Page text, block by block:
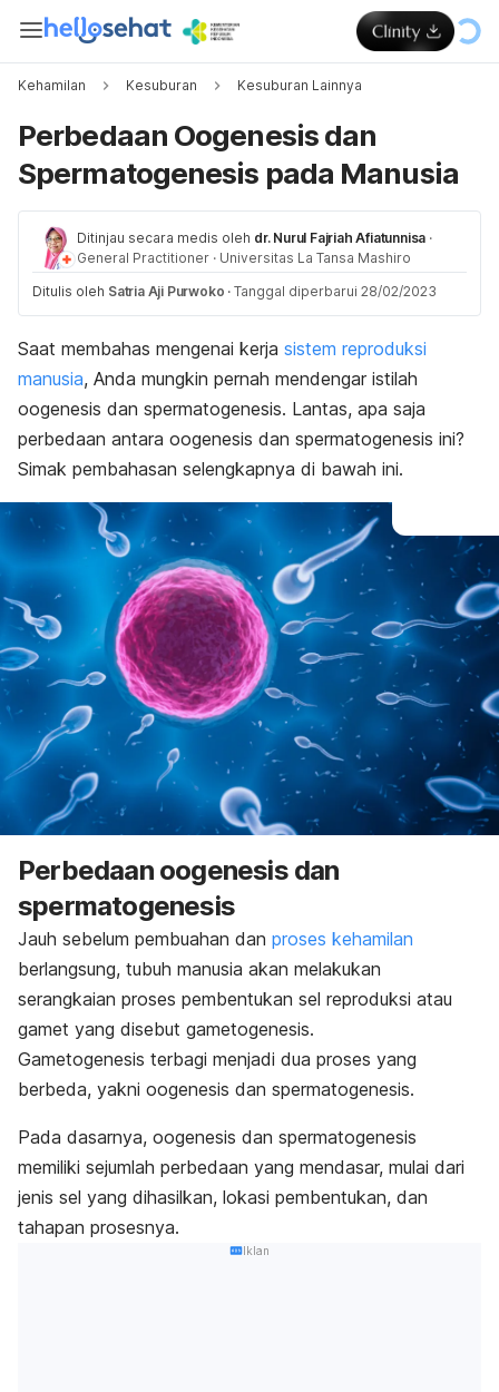
Kehamilan Kesuburan Kesuburan Lainnya
Perbedaan Oogenesis dan
Spermatogenesis pada Manusia
Ditinjau secara medis oleh dr. Nurul Fajriah Afiatunnisa ·
General Practitioner · Universitas La Tansa Mashiro
Ditulis oleh Satria Aji Purwoko · Tanggal diperbarui 28/02/2023
Saat membahas mengenai kerja sistem reproduksi
manusia, Anda mungkin pernah mendengar istilah
oogenesis dan spermatogenesis. Lantas, apa saja
perbedaan antara oogenesis dan spermatogenesis ini?
Simak pembahasan selengkapnya di bawah ini.
Perbedaan oogenesis dan
spermatogenesis
Jauh sebelum pembuahan dan proses kehamilan
berlangsung, tubuh manusia akan melakukan
serangkaian proses pembentukan sel reproduksi atau
gamet yang disebut gametogenesis.
Gametogenesis terbagi menjadi dua proses yang
berbeda, yakni oogenesis dan spermatogenesis.
Pada dasarnya, oogenesis dan spermatogenesis
memiliki sejumlah perbedaan yang mendasar, mulai dari
jenis sel yang dihasilkan, lokasi pembentukan, dan
tahapan prosesnya.
Iklan